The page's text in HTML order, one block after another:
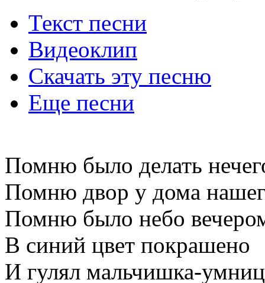
Текст песни
Видеоклип
Скачать эту песню
Еще песни
Помню было делать
Помню двор у дома
Помню было небо
В синий цвет покрашено
И гулял мальчишка-